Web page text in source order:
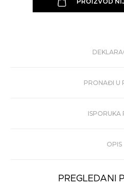
PRONAĐI U
ISPORUKA
OPIS
PREGLEDANI